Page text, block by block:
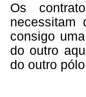
Os
necessitam
consigo
do outro
do outro